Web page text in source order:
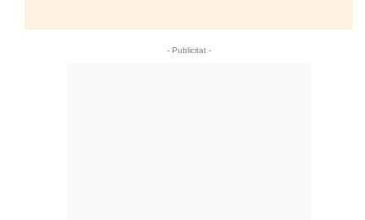
- Publicitat -